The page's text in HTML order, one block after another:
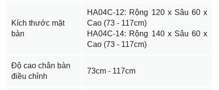
Kích thước mặt
bàn
HA04C-12: Rộng 120 x Sâu 60 x
Cao (73 - 117cm)
HA04C-14: Rộng 140 x Sâu 60 x
Cao (73 - 117cm)
Độ cao chân bàn
điều chỉnh
73cm - 117cm